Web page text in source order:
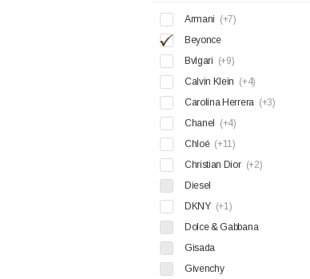
Armani (+7)
Beyonce
Bvlgari (+9)
Calvin Klein (+4)
Carolina Herrera (+3)
Chanel
(+4)
Chloé (+11)
Christian Dior (+2)
Diesel
DKNY (+1)
Dolce & Gabbana
Gisada
Givenchy